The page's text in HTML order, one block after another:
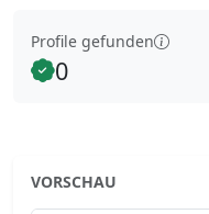
Profile gefunden
0
VORSCHAU